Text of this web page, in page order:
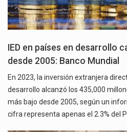
IED en países en desarrollo
desde 2005: Banco Mundial
En 2023, la inversión extranjera
desarrollo alcanzó los 435,000
más bajo desde 2005, según un
cifra representa apenas el 2.3% del